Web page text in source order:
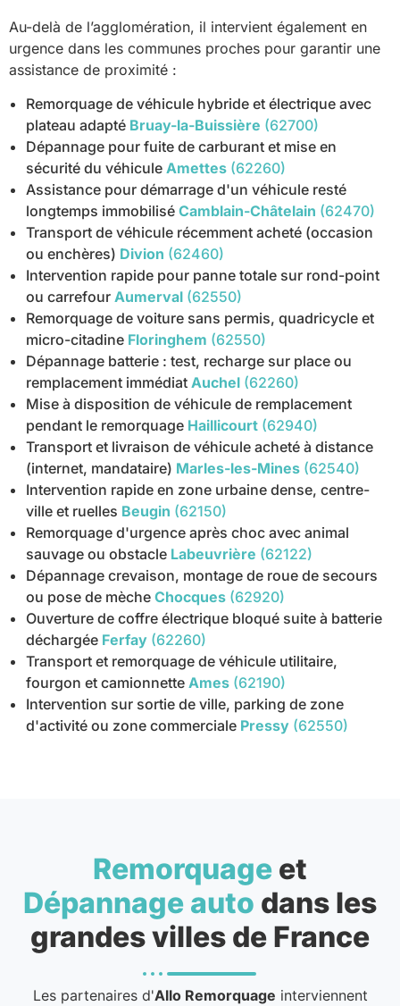
Au-delà de l’agglomération, il intervient également en
urgence dans les communes proches pour garantir une
assistance de proximité :
Remorquage de véhicule hybride et électrique avec
plateau adapté Bruay-la-Buissière (62700)
Dépannage pour fuite de carburant et mise en
sécurité du véhicule Amettes (62260)
Assistance pour démarrage d'un véhicule resté
longtemps immobilisé Camblain-Châtelain (62470)
Transport de véhicule récemment acheté (occasion
ou enchères) Divion (62460)
Intervention rapide pour panne totale sur rond-point
ou carrefour Aumerval (62550)
Remorquage de voiture sans permis, quadricycle et
micro-citadine Floringhem (62550)
Dépannage batterie : test, recharge sur place ou
remplacement immédiat Auchel (62260)
Mise à disposition de véhicule de remplacement
pendant le remorquage Haillicourt (62940)
Transport et livraison de véhicule acheté à distance
(internet, mandataire) Marles-les-Mines (62540)
Intervention rapide en zone urbaine dense, centre-
ville et ruelles Beugin (62150)
Remorquage d'urgence après choc avec animal
sauvage ou obstacle Labeuvrière (62122)
Dépannage crevaison, montage de roue de secours
ou pose de mèche Chocques (62920)
Ouverture de coffre électrique bloqué suite à batterie
déchargée Ferfay (62260)
Transport et remorquage de véhicule utilitaire,
fourgon et camionnette Ames (62190)
Intervention sur sortie de ville, parking de zone
d'activité ou zone commerciale Pressy (62550)
Remorquage et
Dépannage auto dans les
grandes villes de France
Les partenaires d'Allo Remorquage interviennent